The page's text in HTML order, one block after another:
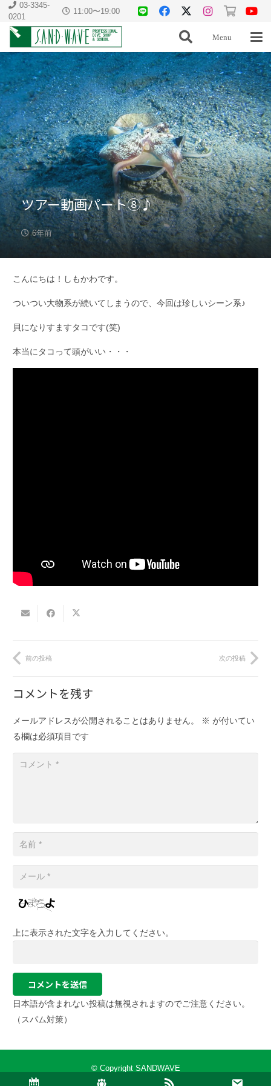
03-3345-
0201
11:00〜19:00
Menu
ツアー動画パート⑧♪
6年前
こんにちは！しもかわです。
ついつい大物系が続いてしまうので、今回は珍しいシーン系♪
貝になりすますタコです(笑)
本当にタコって頭がいい・・・
前の投稿 次の投稿
コメントを残す
メールアドレスが公開されることはありません。 ※ が付いてい
る欄は必須項目です
上に表示された文字を入力してください。
コメントを送信
日本語が含まれない投稿は無視されますのでご注意ください。
（スパム対策）
© Copyright SANDWAVE
Tokyo Shinjuku | Diving Shop